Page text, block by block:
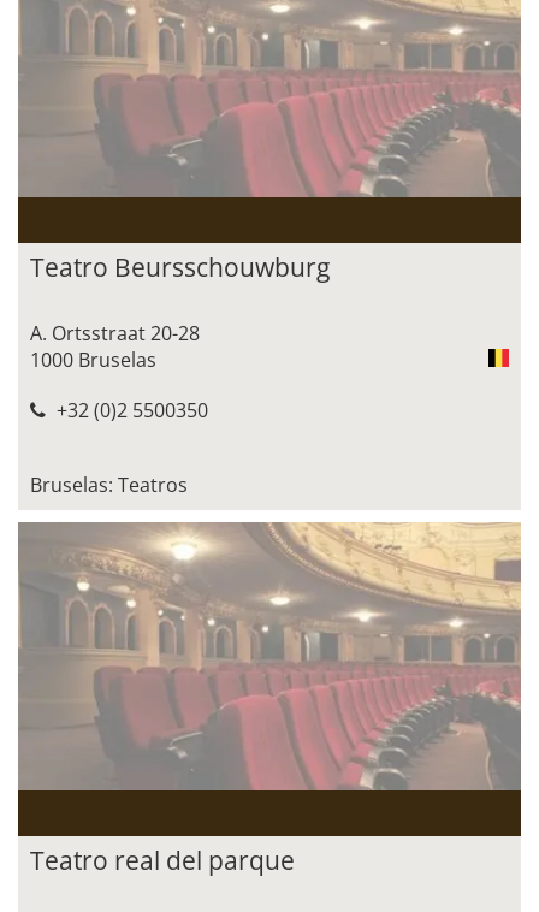
Teatro Beursschouwburg
A. Ortsstraat 20-28
1000 Bruselas
+32 (0)2 5500350
Bruselas: Teatros
Teatro real del parque